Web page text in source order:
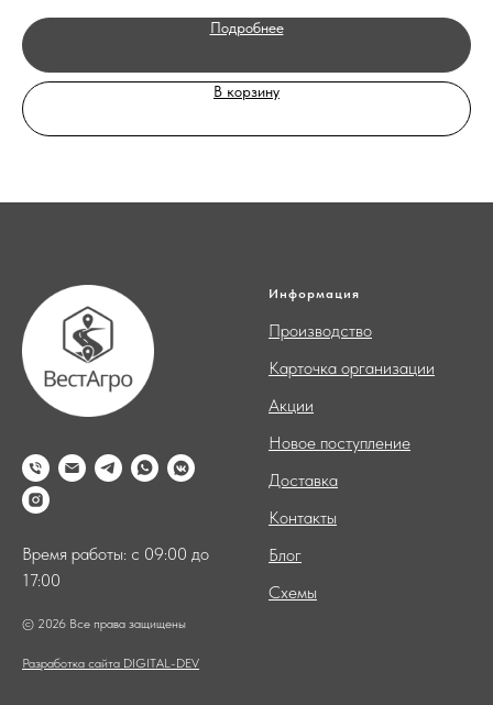
Подробнее
В корзину
Время работы: с 09:00 до
17:00
© 2026 Все права защищены
Разработка сайта DIGITAL-DEV
Информация
Производство
Карточка организации
Акции
Новое поступление
Доставка
Контакты
Блог
Схемы